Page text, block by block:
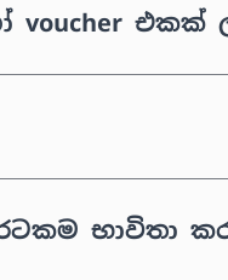
voucher
රටකම භාවිතා